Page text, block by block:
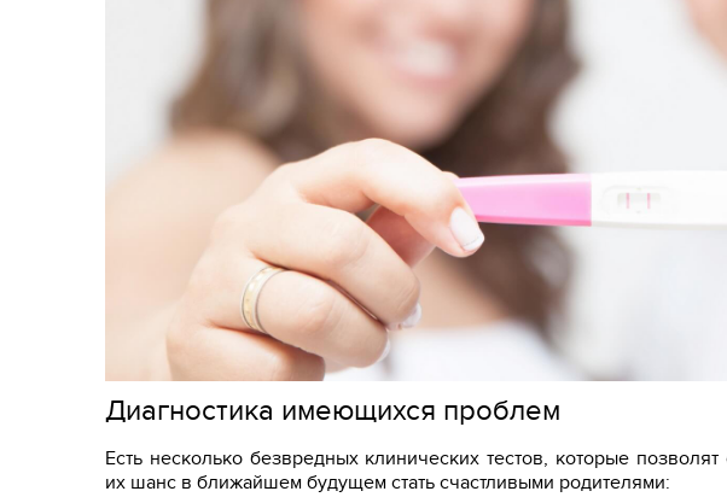
Диагностика имеющихся проблем
Есть несколько безвредных клинических тестов, которые
их шанс в ближайшем будущем стать счастливыми родителями: